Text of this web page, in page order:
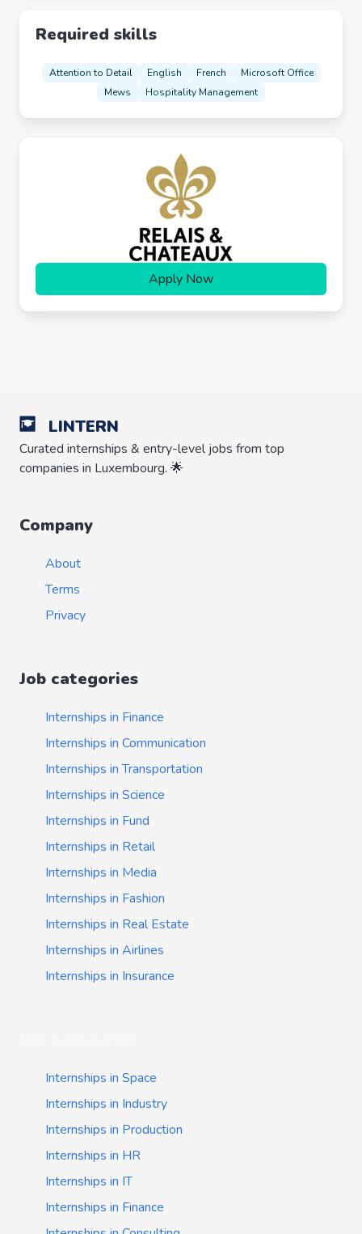
Required skills
Attention to Detail English French
Microsoft Office
Mews
Hospitality Management
Apply Now
LINTERN
Curated internships & entry-level jobs from top
companies in Luxembourg. 🌟
Company
About
Terms
Privacy
Job categories
Internships in Finance
Internships in Communication
Internships in Transportation
Internships in Science
Internships in Fund
Internships in Retail
Internships in Media
Internships in Fashion
Internships in Real Estate
Internships in Airlines
Internships in Insurance
Internships in Space
Internships in Industry
Internships in Production
Internships in HR
Internships in IT
Internships in Finance